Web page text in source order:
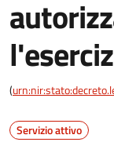
(
Servizio attivo